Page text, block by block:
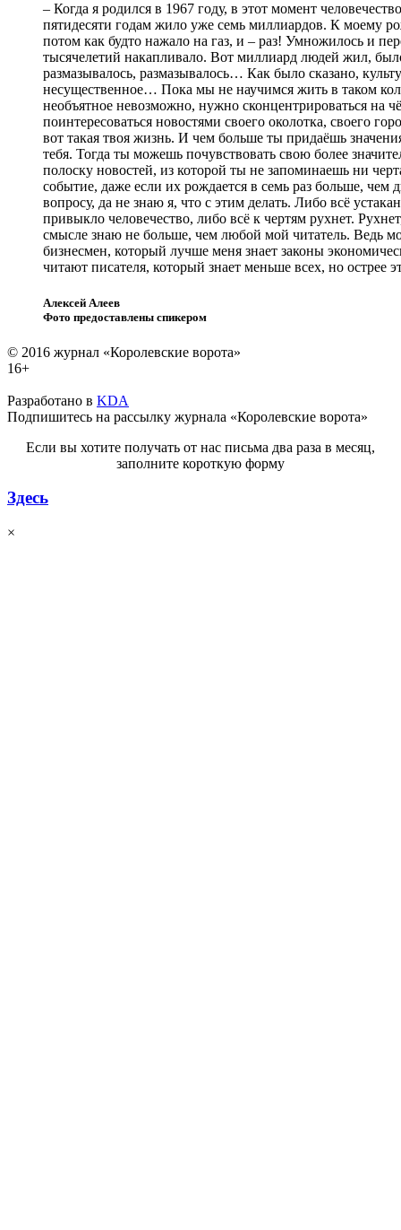
– Когда я родился в 1967 году, в этот момент
пятидесяти годам жило уже семь миллиардов. К моему
потом как будто нажало на газ, и – раз! Умножилось и
тысячелетий накапливало. Вот миллиард людей жил,
размазывалось, размазывалось… Как было сказано,
несущественное… Пока мы не научимся жить в таком
необъятное невозможно, нужно сконцентрироваться на
поинтересоваться новостями своего околотка, своего
вот такая твоя жизнь. И чем больше ты придаёшь
тебя. Тогда ты можешь почувствовать свою более
полоску новостей, из которой ты не запоминаешь ни
событие, даже если их рождается в семь раз больше, чем
вопросу, да не знаю я, что с этим делать. Либо всё
привыкло человечество, либо всё к чертям рухнет.
смысле знаю не больше, чем любой мой читатель. Ведь
бизнесмен, который лучше меня знает законы
читают писателя, который знает меньше всех, но острее
Алексей Алеев
Фото предоставлены спикером
© 2016 журнал «Королевские ворота»
16+
Разработано в KDA
Подпишитесь на рассылку журнала «Королевские ворота»
Если вы хотите получать от нас письма два раза в месяц,
заполните короткую форму
Здесь
×